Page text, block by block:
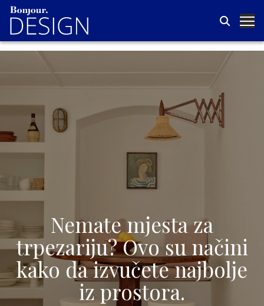
Nemate mjesta za
trpezariju? Ovo su načini
kako da izvučete najbolje
iz prostora.